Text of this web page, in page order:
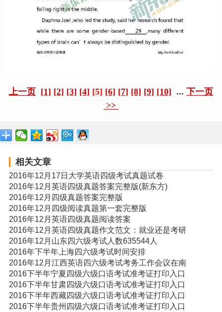
上一页 [1] [2] [3] [4] [5] [6] [7] [8] [9] [10] ... 下一页
>>
相关文章
2016年12月17日大学英语四级考试真题试卷
2016年12月英语四级真题答案完整版(新东方)
2016年12月四级真题答案完整版
2016年12月四级阅读真题第一套完整版
2016年12月英语四级真题阅读答案
2016年12月英语四级真题作文范文：就业还是考研
2016年12月山东四六级考试人数635544人
2016年下半年上海四六级考试时间安排
2016年12月江西英语四六级考试考务工作会议在南
2016下半年宁夏四级六级口语考试准考证打印入口
2016下半年甘肃四级六级口语考试准考证打印入口
2016下半年西藏四级六级口语考试准考证打印入口
2016下半年贵州四级六级口语考试准考证打印入口